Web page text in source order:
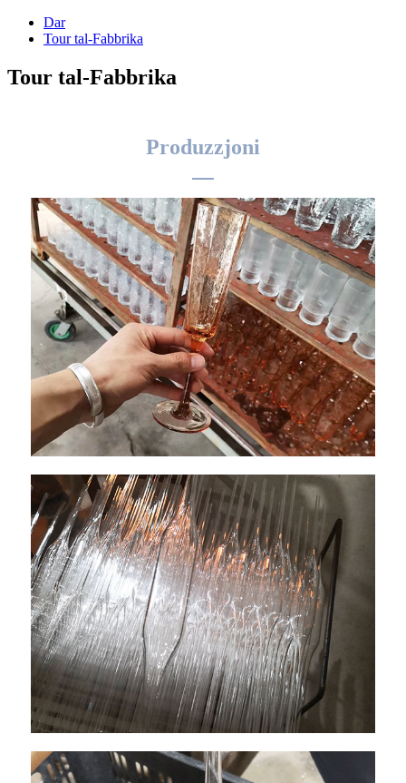
Dar
Tour tal-Fabbrika
Tour tal-Fabbrika
Produzzjoni